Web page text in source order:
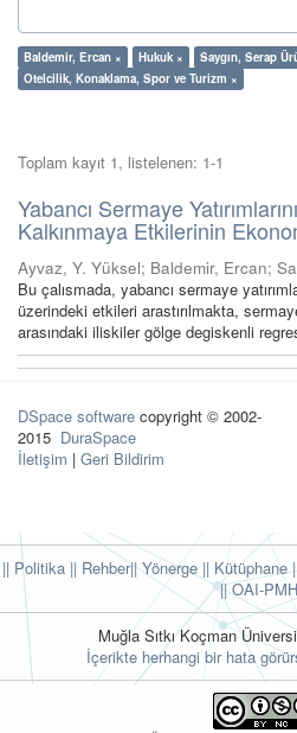
Baldemir, Ercan × Hukuk × Saygın, Serap
Otelcilik, Konaklama, Spor ve Turizm ×
Toplam kayıt 1, listelenen: 1-1
Yabancı Sermaye
Kalkınmaya Etkilerinin
Ayvaz, Y. Yüksel; Baldemir, Ercan;
Bu çalısmada, yabancı sermaye
üzerindeki etkileri arastırılmakta,
arasındaki iliskiler gölge degiskenli
DSpace software copyright © 2002-
2015 DuraSpace
İletişim | Geri Bildirim
|| Politika || Rehber|| Yönerge || Kütüphane
||OAI-
Muğla Sıtkı Koçman
İçerikte herhangi bir hata